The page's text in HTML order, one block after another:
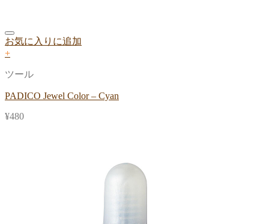
お気に入りに追加
+
ツール
PADICO Jewel Color – Cyan
¥480